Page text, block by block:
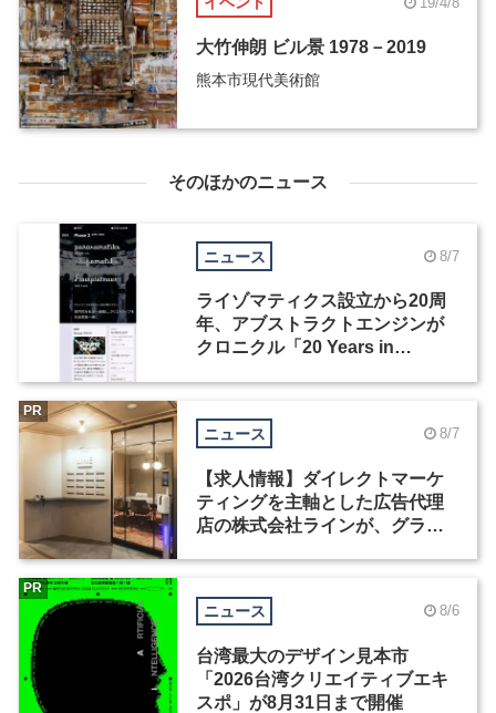
大竹伸朗 ビル景 1978－2019
熊本市現代美術館
そのほかのニュース
ニュース 8/7
ライゾマティクス設立から20周
年、アブストラクトエンジンが
クロニクル「20 Years in
ニュース 8/7
【求人情報】ダイレクトマーケ
ティングを主軸とした広告代理
店の株式会社ラインが、グラフ
PR
ニュース 8/6
台湾最大のデザイン見本市
「2026台湾クリエイティブエキ
スポ」が8月31日まで開催
PR